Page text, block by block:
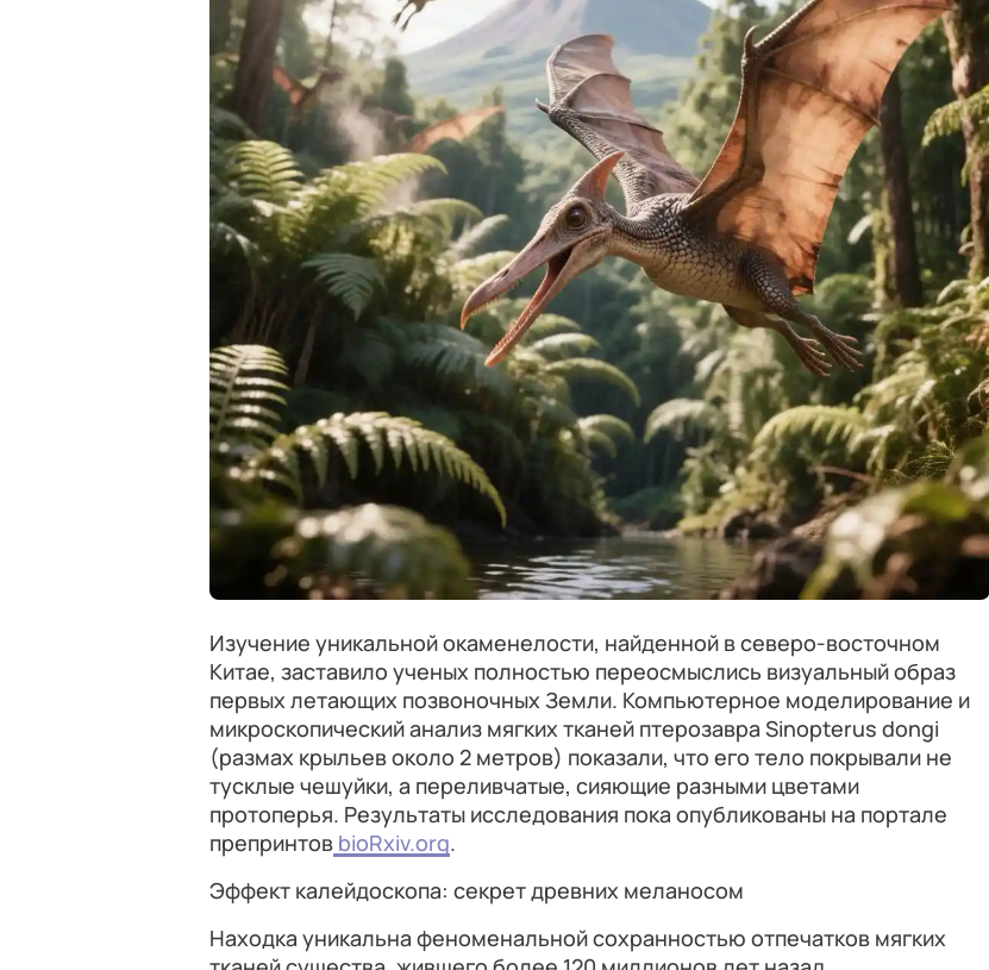
Изучение уникальной окаменелости, найденной в северо-восточном
Китае, заставило ученых полностью переосмыслись визуальный образ
первых летающих позвоночных Земли. Компьютерное моделирование и
микроскопический анализ мягких тканей птерозавра Sinopterus dongi
(размах крыльев около 2 метров) показали, что его тело покрывали не
тусклые чешуйки, а переливчатые, сияющие разными цветами
протоперья. Результаты исследования пока опубликованы на портале
препринтов bioRxiv.org.
Эффект калейдоскопа: секрет древних меланосом
Находка уникальна феноменальной сохранностью отпечатков мягких